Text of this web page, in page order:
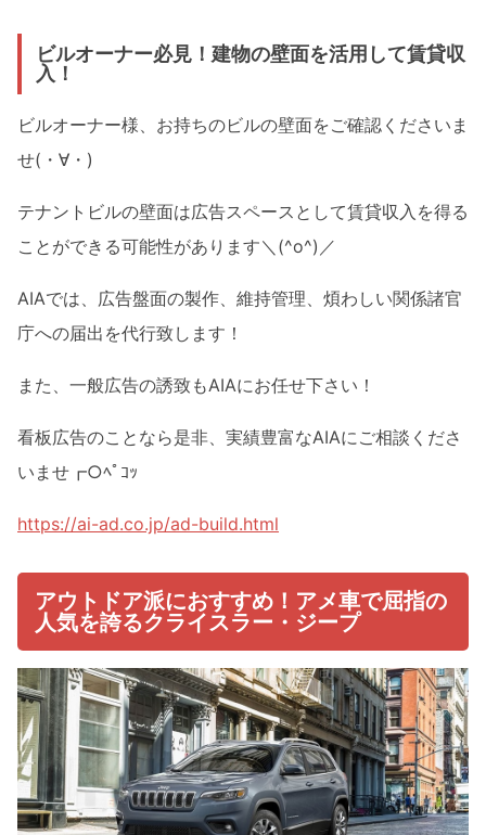
ビルオーナー必見！建物の壁面を活用して賃貸収
入！
ビルオーナー様、お持ちのビルの壁面をご確認くださいま
せ(・∀・)
テナントビルの壁面は広告スペースとして賃貸収入を得る
ことができる可能性があります＼(^o^)／
AIAでは、広告盤面の製作、維持管理、 煩わしい関係諸官
庁への届出 を代行致します！
また、一般広告の誘致もAIAにお任せ下さい！
看板広告のことなら是非、実績豊富なAIAにご相談くださ
いませ┏○ﾍﾟｺｯ
https://ai-ad.co.jp/ad-build.html
アウトドア派におすすめ！アメ車で屈指の
人気を誇るクライスラー・ジープ